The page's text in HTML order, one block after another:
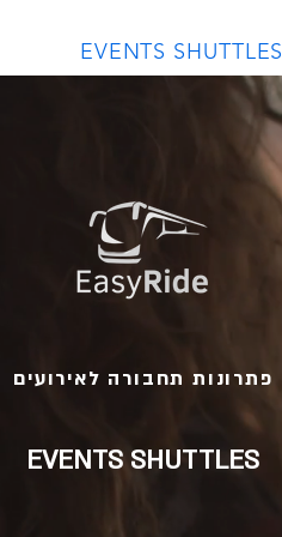
EVENTS SHUTTLES
פתרונות תחבורה לאירועים
EVENTS SHUTTLES